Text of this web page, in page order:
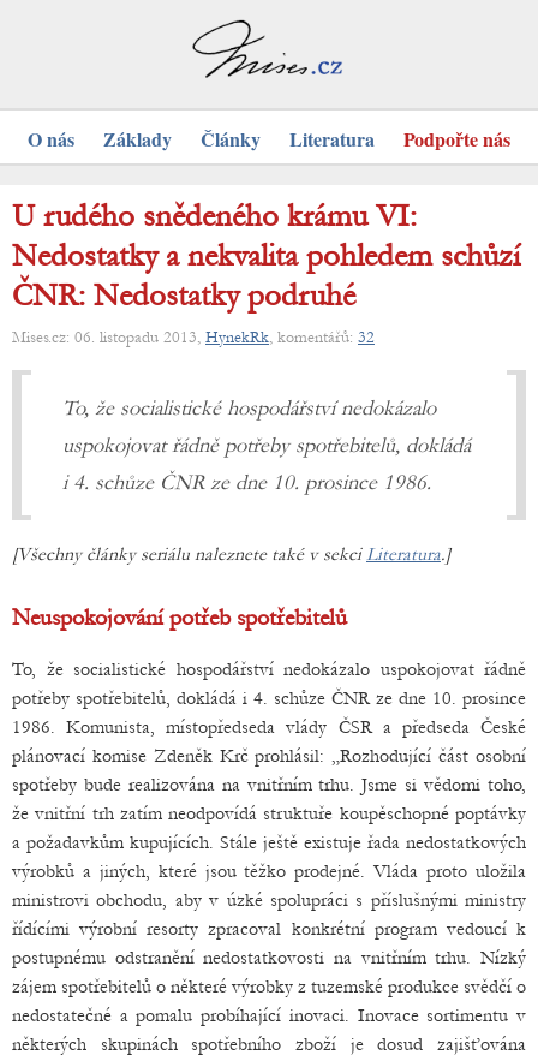
O nás Základy Články Literatura Podpořte nás
U rudého snědeného krámu VI:
Nedostatky a nekvalita pohledem schůzí
ČNR: Nedostatky podruhé
Mises.cz: 06. listopadu 2013, HynekRk, komentářů: 32
To, že socialistické hospodářství nedokázalo
uspokojovat řádně potřeby spotřebitelů, dokládá
i 4. schůze ČNR ze dne 10. prosince 1986.
[Všechny články seriálu naleznete také v sekciLiteratura.]
Neuspokojování potřeb spotřebitelů
To, že socialistické hospodářství nedokázalo uspokojovat řádně
potřeby spotřebitelů, dokládá i 4. schůze ČNR ze dne 10. prosince
1986. Komunista, místopředseda vlády ČSR a předseda České
plánovací komise Zdeněk Krč prohlásil: „Rozhodující část osobní
spotřeby bude realizována na vnitřním trhu. Jsme si vědomi toho,
že vnitřní trh zatím neodpovídá struktuře koupěschopné poptávky
a požadavkům kupujících. Stále ještě existuje řada nedostatkových
výrobků a jiných, které jsou těžko prodejné. Vláda proto uložila
ministrovi obchodu, aby v úzké spolupráci s příslušnými ministry
řídícími výrobní resorty zpracoval konkrétní program vedoucí k
postupnému odstranění nedostatkovosti na vnitřním trhu. Nízký
zájem spotřebitelů o některé výrobky z tuzemské produkce svědčí o
nedostatečné a pomalu probíhající inovaci. Inovace sortimentu v
některých skupinách spotřebního zboží je dosud zajišťována